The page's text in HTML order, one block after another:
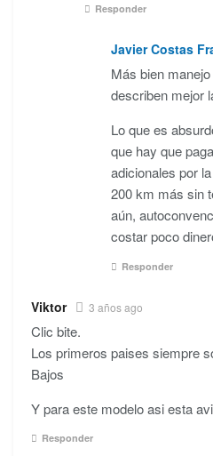
Responder
Javier Costas
Más bien
describen mejor
Lo que es
que hay que
adicionales por
200 km más sin
aún,
costar poco
Responder
Viktor 3 años ago
Clic bite.
Los primeros paises siempre
Bajos
Y para este modelo asi esta
Responder